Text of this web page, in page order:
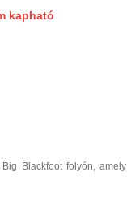
kapható
Blackfoot folyón, amely